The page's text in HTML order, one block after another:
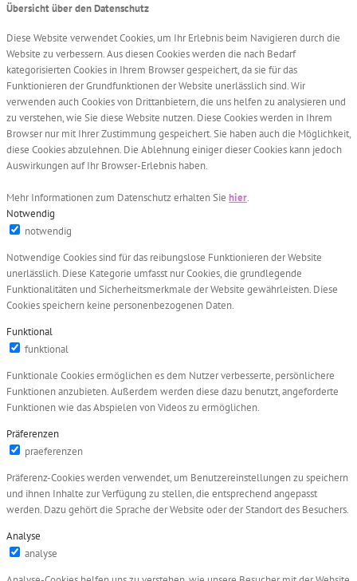
Übersicht über den Datenschutz
Diese Website verwendet Cookies, um Ihr Erlebnis beim Navigieren durch die
Website zu verbessern. Aus diesen Cookies werden die nach Bedarf
kategorisierten Cookies in Ihrem Browser gespeichert, da sie für das
Funktionieren der Grundfunktionen der Website unerlässlich sind. Wir
verwenden auch Cookies von Drittanbietern, die uns helfen zu analysieren und
zu verstehen, wie Sie diese Website nutzen. Diese Cookies werden in Ihrem
Browser nur mit Ihrer Zustimmung gespeichert. Sie haben auch die Möglichkeit,
diese Cookies abzulehnen. Die Ablehnung einiger dieser Cookies kann jedoch
Auswirkungen auf Ihr Browser-Erlebnis haben.
Mehr Informationen zum Datenschutz erhalten Sie hier.
Notwendig
notwendig
Notwendige Cookies sind für das reibungslose Funktionieren der Website
unerlässlich. Diese Kategorie umfasst nur Cookies, die grundlegende
Funktionalitäten und Sicherheitsmerkmale der Website gewährleisten. Diese
Cookies speichern keine personenbezogenen Daten.
Funktional
funktional
Funktionale Cookies ermöglichen es dem Nutzer verbesserte, persönlichere
Funktionen anzubieten. Außerdem werden diese dazu benutzt, angeforderte
Funktionen wie das Abspielen von Videos zu ermöglichen.
Präferenzen
praeferenzen
Präferenz-Cookies werden verwendet, um Benutzereinstellungen zu speichern
und ihnen Inhalte zur Verfügung zu stellen, die entsprechend angepasst
werden. Dazu gehört die Sprache der Website oder der Standort des Besuchers.
Analyse
analyse